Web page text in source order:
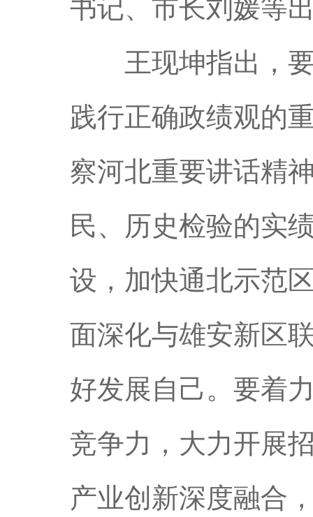
书记、市长刘媛等
王现坤指出，要
践行正确政绩观的
察河北重要讲话精
民、历史检验的实
设，加快通北示范
面深化与雄安新区
好发展自己。要着
竞争力，大力开展
产业创新深度融合